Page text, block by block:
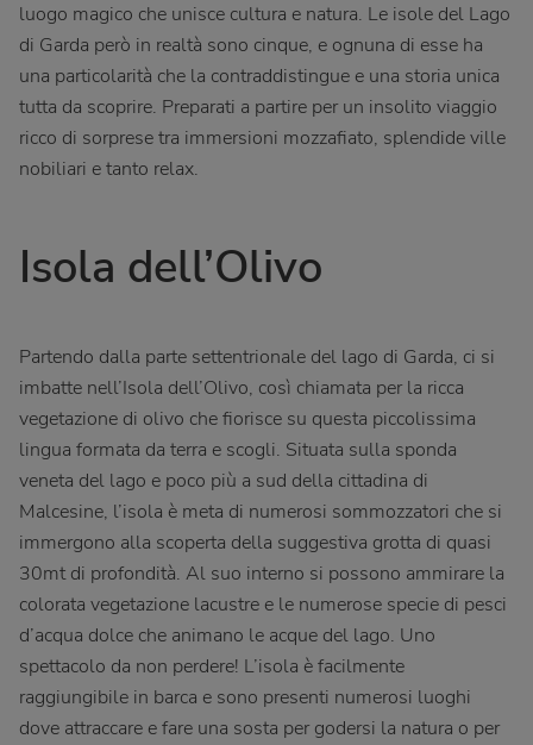
luogo magico che unisce cultura e natura. Le isole del Lago
di Garda però in realtà sono cinque, e ognuna di esse ha
una particolarità che la contraddistingue e una storia unica
tutta da scoprire. Preparati a partire per un insolito viaggio
ricco di sorprese tra immersioni mozzafiato, splendide ville
nobiliari e tanto relax.
Isola dell’Olivo
Partendo dalla parte settentrionale del lago di Garda, ci si
imbatte nell’Isola dell’Olivo, così chiamata per la ricca
vegetazione di olivo che fiorisce su questa piccolissima
lingua formata da terra e scogli. Situata sulla sponda
veneta del lago e poco più a sud della cittadina di
Malcesine, l’isola è meta di numerosi sommozzatori che si
immergono alla scoperta della suggestiva grotta di quasi
30mt di profondità. Al suo interno si possono ammirare la
colorata vegetazione lacustre e le numerose specie di pesci
d’acqua dolce che animano le acque del lago. Uno
spettacolo da non perdere! L’isola è facilmente
raggiungibile in barca e sono presenti numerosi luoghi
dove attraccare e fare una sosta per godersi la natura o per